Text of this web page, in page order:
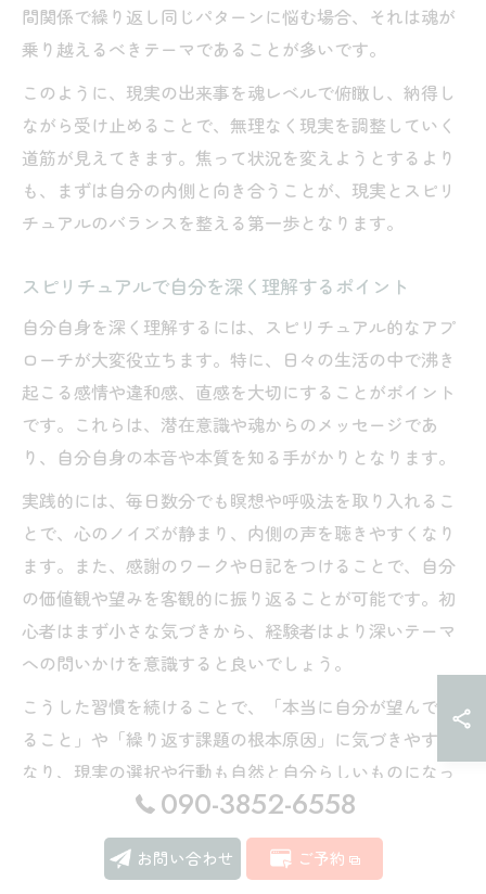
間関係で繰り返し同じパターンに悩む場合、それは魂が
乗り越えるべきテーマであることが多いです。
このように、現実の出来事を魂レベルで俯瞰し、納得し
ながら受け止めることで、無理なく現実を調整していく
道筋が見えてきます。焦って状況を変えようとするより
も、まずは自分の内側と向き合うことが、現実とスピリ
チュアルのバランスを整える第一歩となります。
スピリチュアルで自分を深く理解するポイント
自分自身を深く理解するには、スピリチュアル的なアプ
ローチが大変役立ちます。特に、日々の生活の中で沸き
起こる感情や違和感、直感を大切にすることがポイント
です。これらは、潜在意識や魂からのメッセージであ
り、自分自身の本音や本質を知る手がかりとなります。
実践的には、毎日数分でも瞑想や呼吸法を取り入れるこ
とで、心のノイズが静まり、内側の声を聴きやすくなり
ます。また、感謝のワークや日記をつけることで、自分
の価値観や望みを客観的に振り返ることが可能です。初
心者はまず小さな気づきから、経験者はより深いテーマ
への問いかけを意識すると良いでしょう。
こうした習慣を続けることで、「本当に自分が望んでい
ること」や「繰り返す課題の根本原因」に気づきやすく
なり、現実の選択や行動も自然と自分らしいものになっ
ていきます。焦らず、日常に根ざした実践を心がけるこ
とが大切です。
090-3852-6558
お問い合わせ ご予約